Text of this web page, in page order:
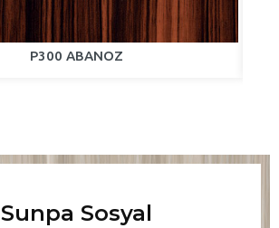
P300 ABANOZ
Sunpa Sosyal